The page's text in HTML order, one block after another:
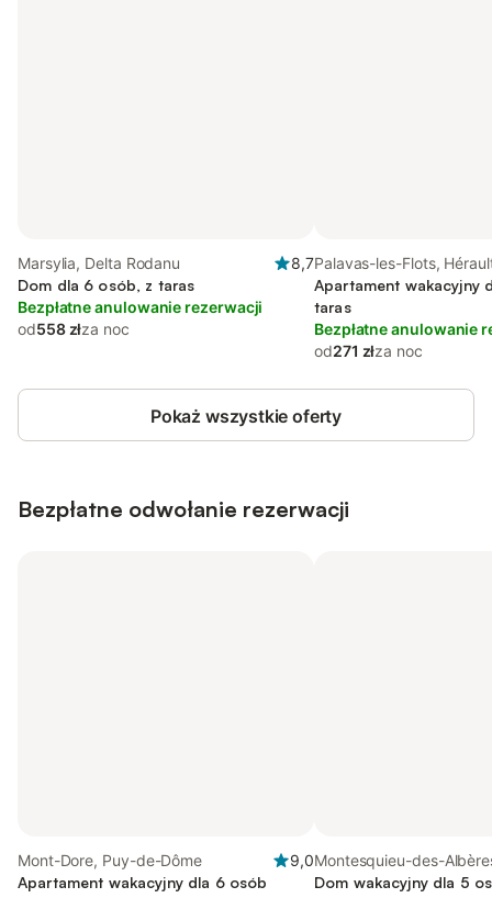
Marsylia, Delta Rodanu
8,7
Dom dla 6 osób, z taras
Bezpłatne anulowanie rezerwacji
od558 złza noc
Palavas-les-Flots,
Apartament wakacyjny
taras
Bezpłatne anulowanie
od271 złza noc
Pokaż wszystkie oferty
Bezpłatne odwołanie rezerwacji
Mont-Dore, Puy-de-Dôme
9,0
Apartament wakacyjny dla 6 osób
Montesquieu-des-
Pireneje Wschodnie
Dom wakacyjny dla 5